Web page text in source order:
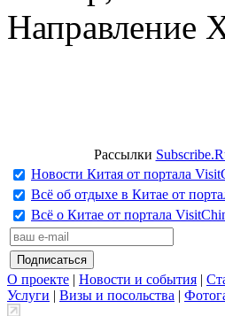
Направление
Рассылки
Новости Китая от портала
Всё об отдыхе в Китае от
Всё о Китае от портала
О проекте | Новости и события |
Услуги | Визы и посольства |